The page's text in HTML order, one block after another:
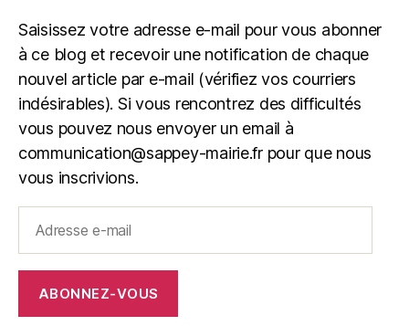
Saisissez votre adresse e-mail pour vous abonner
à ce blog et recevoir une notification de chaque
nouvel article par e-mail (vérifiez vos courriers
indésirables). Si vous rencontrez des difficultés
vous pouvez nous envoyer un email à
communication@sappey-mairie.fr pour que nous
vous inscrivions.
ABONNEZ-VOUS